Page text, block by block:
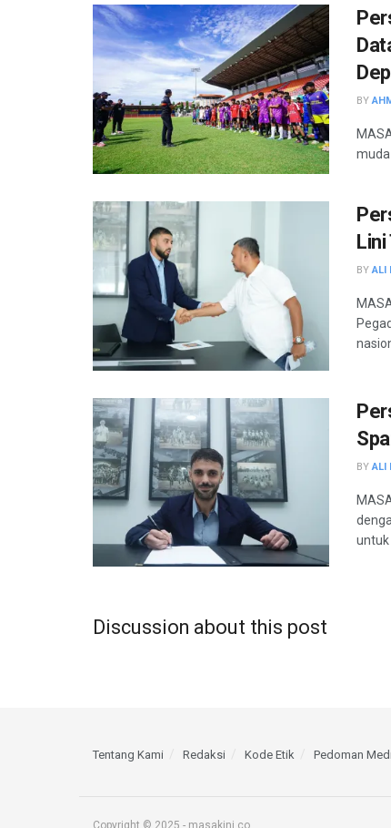
BY
muda
Lini
BY ALI
BY ALI
untuk
Discussion about this post
Tentang Kami Redaksi Kode Etik Pedoman